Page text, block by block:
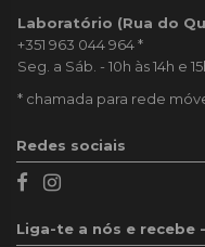
Laboratório (Rua do
+351 963 044 964*
Seg. a Sáb. - 10h às 14h e
* chamada para rede
Redes sociais
Liga-te a nós e recebe